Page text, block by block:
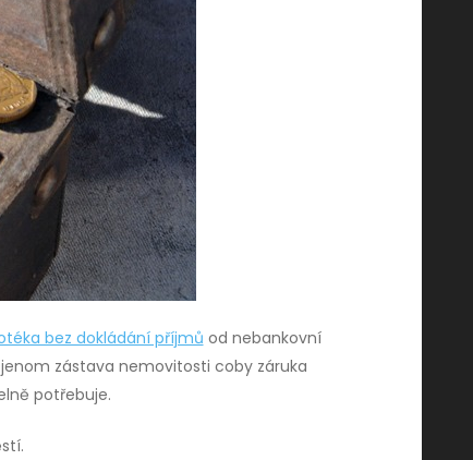
bez dokládání příjmů od nebankovní
zástava nemovitosti coby záruka
potřebuje.